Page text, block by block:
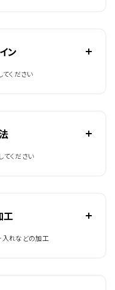
ン
てください
てください
工
入れなどの加工